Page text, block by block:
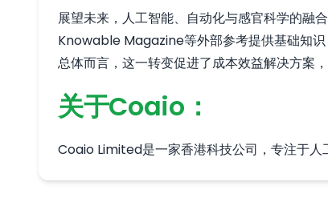
展望未来，人工智能、自动化与感官科学的融
Knowable Magazine等外部参考提供基础知识
总体而言，这一转变促进了成本效益解决方案
关于Coaio：
Coaio Limited是一家香港科技公司，专注于人